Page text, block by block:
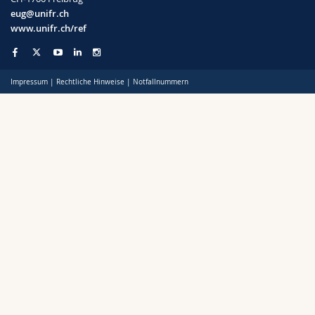
Math.-Nat. und Med. Fak.
Interfakultär
Mitarbeitende
Doktorierende
Webmail
Vorlesungsverzeichnis
MyUnifr
eug@unifr.ch
www.unifr.ch/ref
Impressum | Rechtliche Hinweise | Notfallnummern